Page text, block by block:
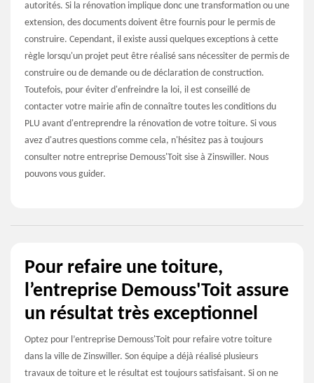
autorités. Si la rénovation implique donc une transformation ou une
extension, des documents doivent être fournis pour le permis de
construire. Cependant, il existe aussi quelques exceptions à cette
règle lorsqu'un projet peut être réalisé sans nécessiter de permis de
construire ou de demande ou de déclaration de construction.
Toutefois, pour éviter d'enfreindre la loi, il est conseillé de
contacter votre mairie afin de connaître toutes les conditions du
PLU avant d'entreprendre la rénovation de votre toiture. Si vous
avez d'autres questions comme cela, n'hésitez pas à toujours
consulter notre entreprise Demouss'Toit sise à Zinswiller. Nous
pouvons vous guider.
Pour refaire une toiture,
l’entreprise Demouss'Toit assure
un résultat très exceptionnel
Optez pour l’entreprise Demouss'Toit pour refaire votre toiture
dans la ville de Zinswiller. Son équipe a déjà réalisé plusieurs
travaux de toiture et le résultat est toujours satisfaisant. Si on ne